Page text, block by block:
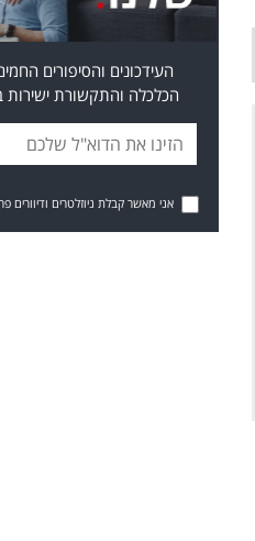
העידכונים והסיפורים
הכלכלה והתקשורת ישירות
אני מאשר קבלת ניוזלטרים ודיוורים